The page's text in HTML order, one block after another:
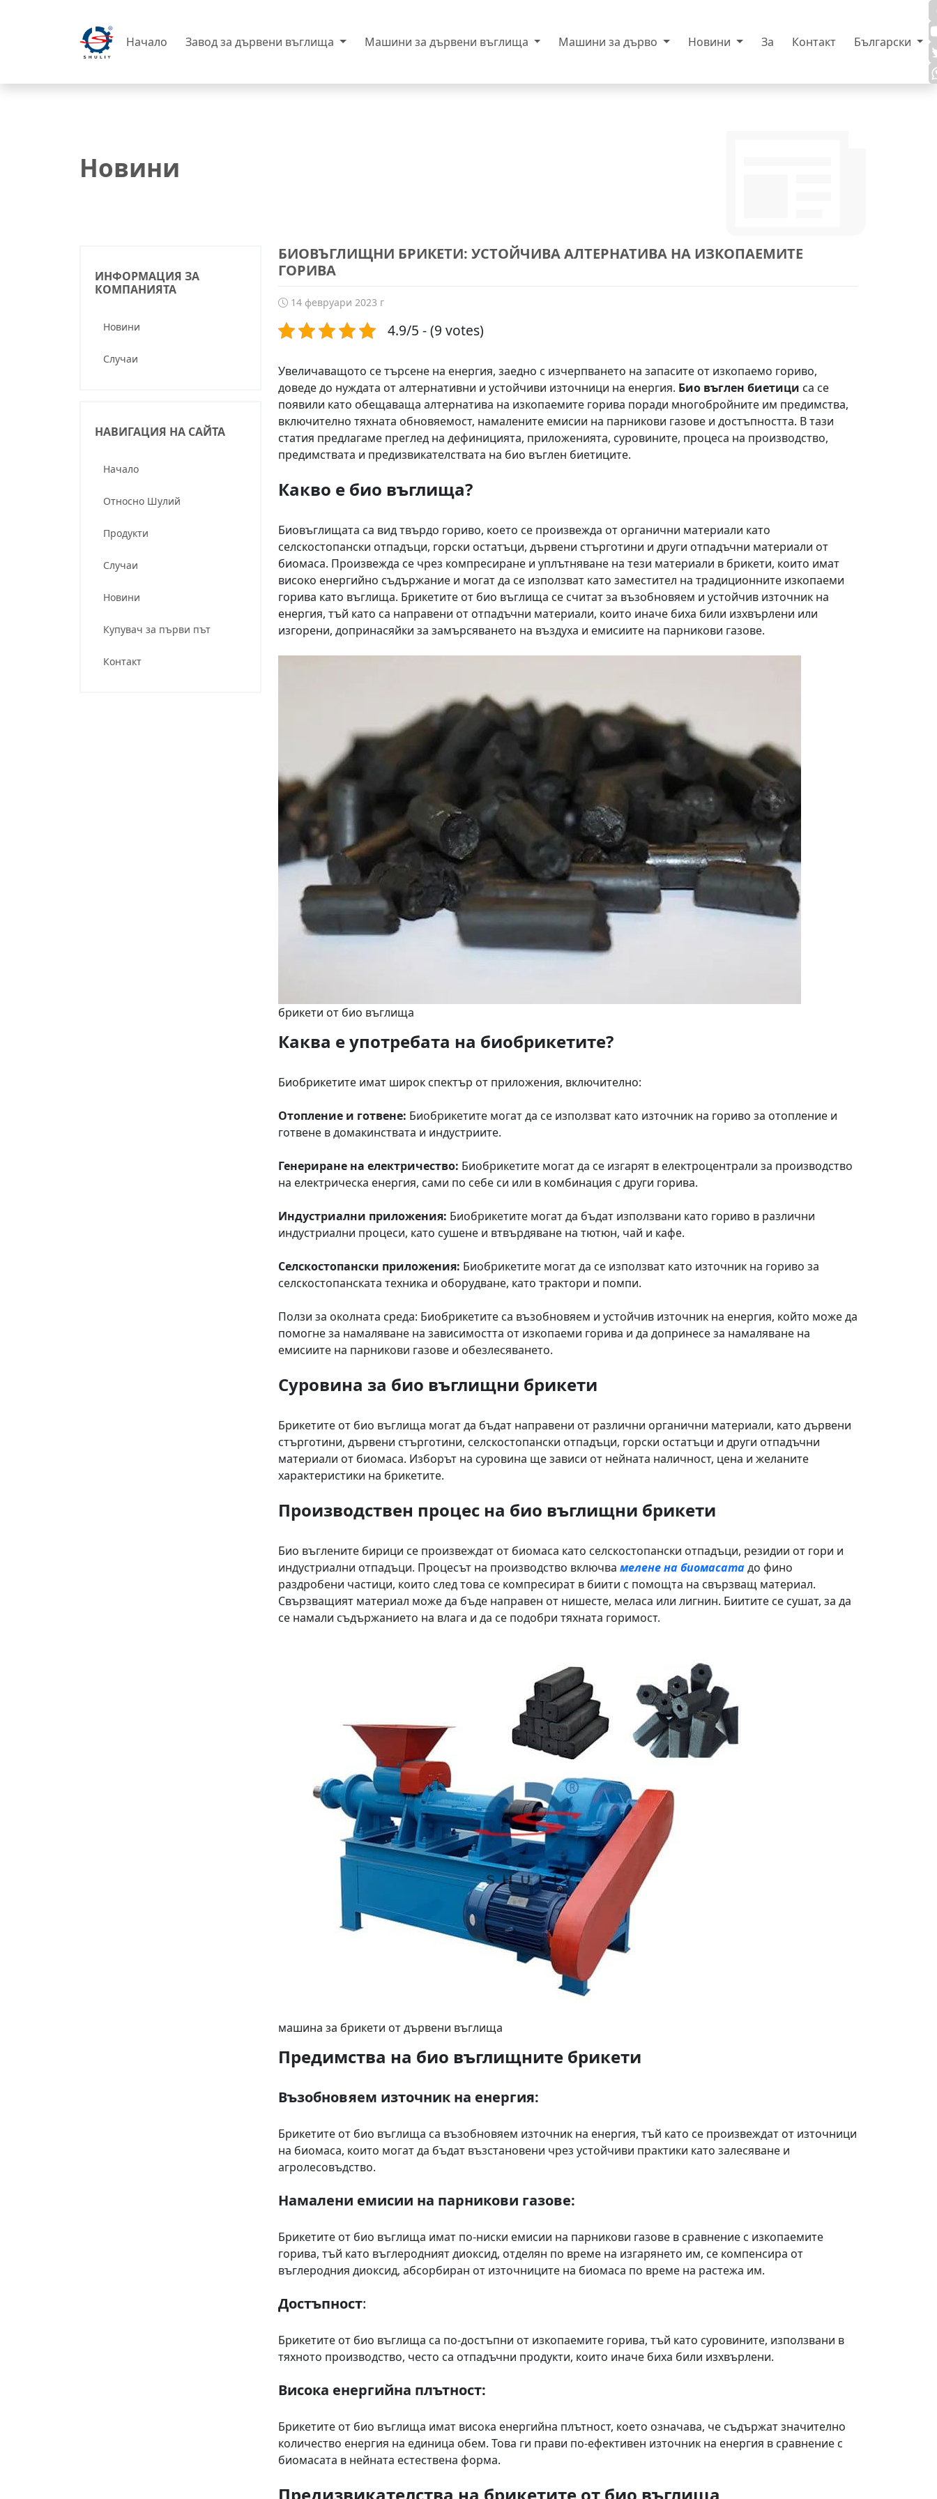
Начало Завод за дървени въглища Машини за дървени въглища Машини за дърво Новини За Контакт Български
Новини
ИНФОРМАЦИЯ ЗА
КОМПАНИЯТА
Новини
Случаи
НАВИГАЦИЯ НА САЙТА
Начало
Относно Шулий
Продукти
Случаи
Новини
Купувач за първи път
Контакт
БИОВЪГЛИЩНИ БРИКЕТИ: УСТОЙЧИВА АЛТЕРНАТИВА НА ИЗКОПАЕМИТЕ
ГОРИВА
14 февруари 2023 г
4.9/5 - (9 votes)
Увеличаващото се търсене на енергия, заедно с изчерпването на запасите от изкопаемо гориво,
доведе до нуждата от алтернативни и устойчиви източници на енергия. Био въглен биетици са се
появили като обещаваща алтернатива на изкопаемите горива поради многобройните им предимства,
включително тяхната обновяемост, намалените емисии на парникови газове и достъпността. В тази
статия предлагаме преглед на дефиницията, приложенията, суровините, процеса на производство,
предимствата и предизвикателствата на био въглен биетиците.
Какво е био въглища?
Биовъглищата са вид твърдо гориво, което се произвежда от органични материали като
селскостопански отпадъци, горски остатъци, дървени стърготини и други отпадъчни материали от
биомаса. Произвежда се чрез компресиране и уплътняване на тези материали в брикети, които имат
високо енергийно съдържание и могат да се използват като заместител на традиционните изкопаеми
горива като въглища. Брикетите от био въглища се считат за възобновяем и устойчив източник на
енергия, тъй като са направени от отпадъчни материали, които иначе биха били изхвърлени или
изгорени, допринасяйки за замърсяването на въздуха и емисиите на парникови газове.
брикети от био въглища
Каква е употребата на биобрикетите?
Биобрикетите имат широк спектър от приложения, включително:
Отопление и готвене: Биобрикетите могат да се използват като източник на гориво за отопление и
готвене в домакинствата и индустриите.
Генериране на електричество: Биобрикетите могат да се изгарят в електроцентрали за производство
на електрическа енергия, сами по себе си или в комбинация с други горива.
Индустриални приложения: Биобрикетите могат да бъдат използвани като гориво в различни
индустриални процеси, като сушене и втвърдяване на тютюн, чай и кафе.
Селскостопански приложения: Биобрикетите могат да се използват като източник на гориво за
селскостопанската техника и оборудване, като трактори и помпи.
Ползи за околната среда: Биобрикетите са възобновяем и устойчив източник на енергия, който може да
помогне за намаляване на зависимостта от изкопаеми горива и да допринесе за намаляване на
емисиите на парникови газове и обезлесяването.
Суровина за био въглищни брикети
Брикетите от био въглища могат да бъдат направени от различни органични материали, като дървени
стърготини, дървени стърготини, селскостопански отпадъци, горски остатъци и други отпадъчни
материали от биомаса. Изборът на суровина ще зависи от нейната наличност, цена и желаните
характеристики на брикетите.
Производствен процес на био въглищни брикети
Био въглените бирици се произвеждат от биомаса като селскостопански отпадъци, резидии от гори и
индустриални отпадъци. Процесът на производство включва мелене на биомасатадо фино
раздробени частици, които след това се компресират в биити с помощта на свързващ материал.
Свързващият материал може да бъде направен от нишесте, меласа или лигнин. Биитите се сушат, за да
се намали съдържанието на влага и да се подобри тяхната горимост.
машина за брикети от дървени въглища
Предимства на био въглищните брикети
Възобновяем източник на енергия:
Брикетите от био въглища са възобновяем източник на енергия, тъй като се произвеждат от източници
на биомаса, които могат да бъдат възстановени чрез устойчиви практики като залесяване и
агролесовъдство.
Намалени емисии на парникови газове:
Брикетите от био въглища имат по-ниски емисии на парникови газове в сравнение с изкопаемите
горива, тъй като въглеродният диоксид, отделян по време на изгарянето им, се компенсира от
въглеродния диоксид, абсорбиран от източниците на биомаса по време на растежа им.
Достъпност:
Брикетите от био въглища са по-достъпни от изкопаемите горива, тъй като суровините, използвани в
тяхното производство, често са отпадъчни продукти, които иначе биха били изхвърлени.
Висока енергийна плътност:
Брикетите от био въглища имат висока енергийна плътност, което означава, че съдържат значително
количество енергия на единица обем. Това ги прави по-ефективен източник на енергия в сравнение с
биомасата в нейната естествена форма.